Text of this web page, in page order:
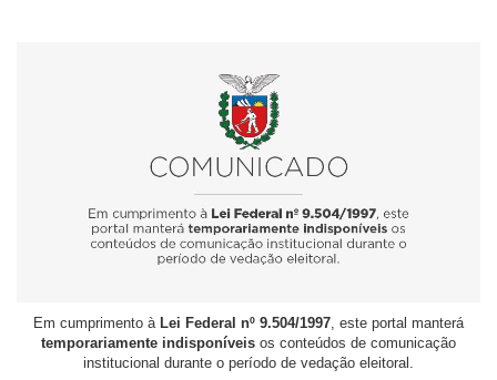
Em cumprimento à Lei Federal nº 9.504/1997, este portal manterá
temporariamente indisponíveis os conteúdos de comunicação
institucional durante o período de vedação eleitoral.